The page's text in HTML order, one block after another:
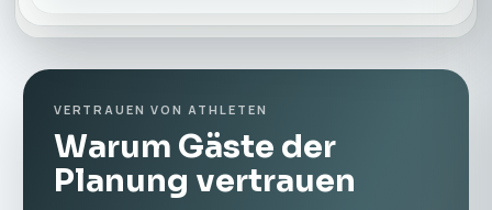
VERTRAUEN VON ATHLETEN
Warum Gäste der
Planung vertrauen